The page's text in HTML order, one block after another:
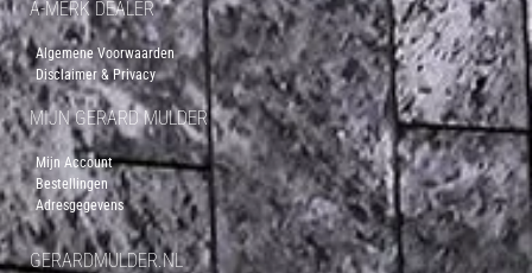
A-MERK DEALER
Algemene Voorwaarden
Disclaimer & Privacy
MIJN GERARD MULDER
Mijn Account
Bestellingen
Adresgegevens
GERARDMULDER.NL